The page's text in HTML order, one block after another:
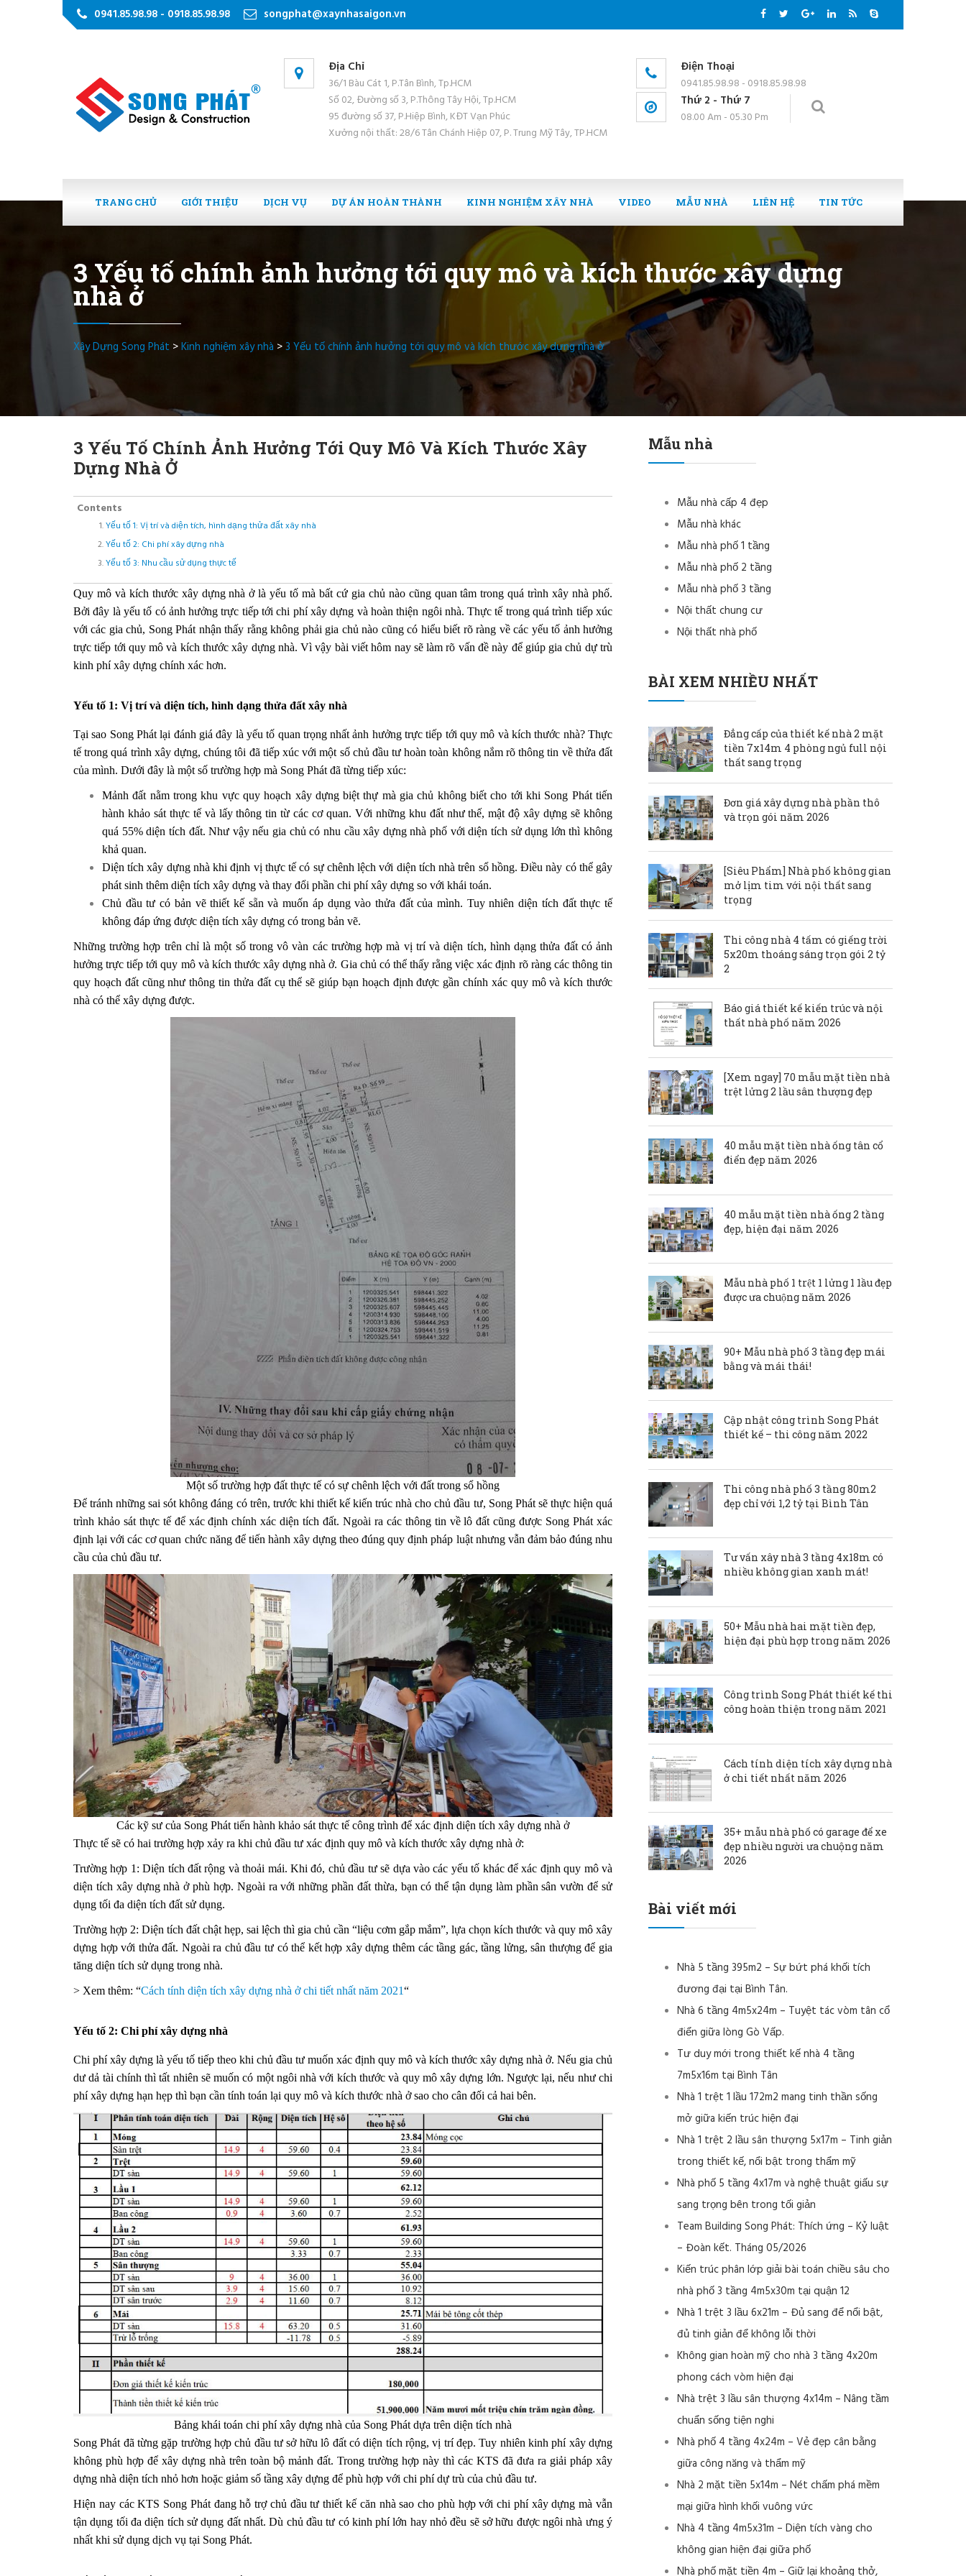
0941.85.98.98 - 0918.85.98.98 songphat@xaynhasaigon.vn
Địa Chỉ
36/1 Bàu Cát 1, P.Tân Bình, Tp.HCM
Số 02, Đường số 3, P.Thông Tây Hội, Tp.HCM
95 đường số 37, P.Hiệp Bình, KĐT Vạn Phúc
Xưởng nội thất: 28/6 Tân Chánh Hiệp 07, P. Trung Mỹ Tây, TP.HCM
Điện Thoại
0941.85.98.98 - 0918.85.98.98
Thứ 2 - Thứ 7
08.00 Am - 05.30 Pm
TRANG CHỦ GIỚI THIỆU DỊCH VỤ DỰ ÁN HOÀN THÀNH KINH NGHIỆM XÂY NHÀ VIDEO MẪU NHÀ LIÊN HỆ TIN TỨC
3 Yếu tố chính ảnh hưởng tới quy mô và kích thước xây dựng
nhà ở
Xây Dựng Song Phát >Kinh nghiệm xây nhà >3 Yếu tố chính ảnh hưởng tới quy mô và kích thước xây dựng nhà ở
3 Yếu Tố Chính Ảnh Hưởng Tới Quy Mô Và Kích Thước Xây
Dựng Nhà Ở
Contents
Yếu tố 1: Vị trí và diện tích, hình dạng thửa đất xây nhà
Yếu tố 2: Chi phí xây dựng nhà
Yếu tố 3: Nhu cầu sử dụng thực tế
Quy mô và kích thước xây dựng nhà ở là yếu tố mà bất cứ gia chủ nào cũng quan tâm trong quá trình xây nhà phố.
Bởi đây là yếu tố có ảnh hưởng trực tiếp tới chi phí xây dựng và hoàn thiện ngôi nhà. Thực tế trong quá trình tiếp xúc
với các gia chủ, Song Phát nhận thấy rằng không phải gia chủ nào cũng có hiểu biết rõ ràng về các yếu tố ảnh hưởng
trực tiếp tới quy mô và kích thước xây dựng nhà. Vì vậy bài viết hôm nay sẽ làm rõ vấn đề này để giúp gia chủ dự trù
kinh phí xây dựng chính xác hơn.
Yếu tố 1: Vị trí và diện tích, hình dạng thửa đất xây nhà
Tại sao Song Phát lại đánh giá đây là yếu tố quan trọng nhất ảnh hưởng trực tiếp tới quy mô và kích thước nhà? Thực
tế trong quá trình xây dựng, chúng tôi đã tiếp xúc với một số chủ đầu tư hoàn toàn không nắm rõ thông tin về thửa đất
của mình. Dưới đây là một số trường hợp mà Song Phát đã từng tiếp xúc:
Mảnh đất nằm trong khu vực quy hoạch xây dựng biệt thự mà gia chủ không biết cho tới khi Song Phát tiến
hành khảo sát thực tế và lấy thông tin từ các cơ quan. Với những khu đất như thế, mật độ xây dựng sẽ không
quá 55% diện tích đất. Như vậy nếu gia chủ có nhu cầu xây dựng nhà phố với diện tích sử dụng lớn thì không
khả quan.
Diện tích xây dựng nhà khi định vị thực tế có sự chênh lệch với diện tích nhà trên sổ hồng. Điều này có thể gây
phát sinh thêm diện tích xây dựng và thay đổi phần chi phí xây dựng so với khái toán.
Chủ đầu tư có bản vẽ thiết kế sẵn và muốn áp dụng vào thửa đất của mình. Tuy nhiên diện tích đất thực tế
không đáp ứng được diện tích xây dựng có trong bản vẽ.
Những trường hợp trên chỉ là một số trong vô vàn các trường hợp mà vị trí và diện tích, hình dạng thửa đất có ảnh
hưởng trực tiếp tới quy mô và kích thước xây dựng nhà ở. Gia chủ có thể thấy rằng việc xác định rõ ràng các thông tin
quy hoạch đất cũng như thông tin thửa đất cụ thể sẽ giúp bạn hoạch định được gần chính xác quy mô và kích thước
nhà có thể xây dựng được.
Một số trường hợp đất thực tế có sự chênh lệch với đất trong sổ hồng
Để tránh những sai sót không đáng có trên, trước khi thiết kế kiến trúc nhà cho chủ đầu tư, Song Phát sẽ thực hiện quá
trình khảo sát thực tế để xác định chính xác diện tích đất. Ngoài ra các thông tin về lô đất cũng được Song Phát xác
định lại với các cơ quan chức năng để tiến hành xây dựng theo đúng quy định pháp luật nhưng vẫn đảm bảo đúng nhu
cầu của chủ đầu tư.
Các kỹ sư của Song Phát tiến hành khảo sát thực tế công trình để xác định diện tích xây dựng nhà ở
Thực tế sẽ có hai trường hợp xảy ra khi chủ đầu tư xác định quy mô và kích thước xây dựng nhà ở:
Trường hợp 1: Diện tích đất rộng và thoải mái. Khi đó, chủ đầu tư sẽ dựa vào các yếu tố khác để xác định quy mô và
diện tích xây dựng nhà ở phù hợp. Ngoài ra với những phần đất thừa, bạn có thể tận dụng làm phần sân vườn để sử
dụng tối đa diện tích đất sử dụng.
Trường hợp 2: Diện tích đất chật hẹp, sai lệch thì gia chủ cần “liệu cơm gắp mắm”, lựa chọn kích thước và quy mô xây
dựng hợp với thửa đất. Ngoài ra chủ đầu tư có thể kết hợp xây dựng thêm các tầng gác, tầng lửng, sân thượng để gia
tăng diện tích sử dụng trong nhà.
> Xem thêm: “Cách tính diện tích xây dựng nhà ở chi tiết nhất năm 2021“
Yếu tố 2: Chi phí xây dựng nhà
Chi phí xây dựng là yếu tố tiếp theo khi chủ đầu tư muốn xác định quy mô và kích thước xây dựng nhà ở. Nếu gia chủ
dư dả tài chính thì tất nhiên sẽ muốn có một ngôi nhà với kích thước và quy mô xây dựng lớn. Ngược lại, nếu như chi
phí xây dựng hạn hẹp thì bạn cần tính toán lại quy mô và kích thước nhà ở sao cho cân đối cả hai bên.
Bảng khái toán chi phí xây dựng nhà của Song Phát dựa trên diện tích nhà
Song Phát đã từng gặp trường hợp chủ đầu tư sở hữu lô đất có diện tích rộng, vị trí đẹp. Tuy nhiên kinh phí xây dựng
không phù hợp để xây dựng nhà trên toàn bộ mảnh đất. Trong trường hợp này thì các KTS đã đưa ra giải pháp xây
dựng nhà diện tích nhỏ hơn hoặc giảm số tầng xây dựng để phù hợp với chi phí dự trù của chủ đầu tư.
Hiện nay các KTS Song Phát đang hỗ trợ chủ đầu tư thiết kế căn nhà sao cho phù hợp với chi phí xây dựng mà vẫn
tận dụng tối đa diện tích sử dụng đất nhất. Dù chủ đầu tư có kinh phí lớn hay nhỏ đều sẽ sở hữu được ngôi nhà ưng ý
nhất khi sử dụng dịch vụ tại Song Phát.
Mẫu nhà
Mẫu nhà cấp 4 đẹp
Mẫu nhà khác
Mẫu nhà phố 1 tầng
Mẫu nhà phố 2 tầng
Mẫu nhà phố 3 tầng
Nội thất chung cư
Nội thất nhà phố
BÀI XEM NHIỀU NHẤT
Đẳng cấp của thiết kế nhà 2 mặt
tiền 7x14m 4 phòng ngủ full nội
thất sang trọng
Đơn giá xây dựng nhà phần thô
và trọn gói năm 2026
[Siêu Phẩm] Nhà phố không gian
mở lịm tim với nội thất sang
trọng
Thi công nhà 4 tấm có giếng trời
5x20m thoáng sáng trọn gói 2 tỷ
2
Báo giá thiết kế kiến trúc và nội
thất nhà phố năm 2026
[Xem ngay] 70 mẫu mặt tiền nhà
trệt lửng 2 lầu sân thượng đẹp
40 mẫu mặt tiền nhà ống tân cổ
điển đẹp năm 2026
40 mẫu mặt tiền nhà ống 2 tầng
đẹp, hiện đại năm 2026
Mẫu nhà phố 1 trệt 1 lửng 1 1ầu đẹp
được ưa chuộng năm 2026
90+ Mẫu nhà phố 3 tầng đẹp mái
bằng và mái thái!
Cập nhật công trình Song Phát
thiết kế – thi công năm 2022
Thi công nhà phố 3 tầng 80m2
đẹp chỉ với 1,2 tỷ tại Bình Tân
Tư vấn xây nhà 3 tầng 4x18m có
nhiều không gian xanh mát!
50+ Mẫu nhà hai mặt tiền đẹp,
hiện đại phù hợp trong năm 2026
Công trình Song Phát thiết kế thi
công hoàn thiện trong năm 2021
Cách tính diện tích xây dựng nhà
ở chi tiết nhất năm 2026
35+ mẫu nhà phố có garage để xe
đẹp nhiều người ưa chuộng năm
2026
Bài viết mới
Nhà 5 tầng 395m2 – Sự bứt phá khối tích
đương đại tại Bình Tân.
Nhà 6 tầng 4m5x24m – Tuyệt tác vòm tân cổ
điển giữa lòng Gò Vấp.
Tư duy mới trong thiết kế nhà 4 tầng
7m5x16m tại Bình Tân
Nhà 1 trệt 1 lầu 172m2 mang tinh thần sống
mở giữa kiến trúc hiện đại
Nhà 1 trệt 2 lầu sân thượng 5x17m – Tinh giản
trong thiết kế, nổi bật trong thẩm mỹ
Nhà phố 5 tầng 4x17m và nghệ thuật giấu sự
sang trọng bên trong tối giản
Team Building Song Phát: Thích ứng – Kỷ luật
– Đoàn kết. Tháng 05/2026
Kiến trúc phân lớp giải bài toán chiều sâu cho
nhà phố 3 tầng 4m5x30m tại quận 12
Nhà 1 trệt 3 lầu 6x21m – Đủ sang để nổi bật,
đủ tinh giản để không lỗi thời
Không gian hoàn mỹ cho nhà 3 tầng 4x20m
phong cách vòm hiện đại
Nhà trệt 3 lầu sân thượng 4x14m – Nâng tầm
chuẩn sống tiện nghi
Nhà phố 4 tầng 4x24m – Vẻ đẹp cân bằng
giữa công năng và thẩm mỹ
Nhà 2 mặt tiền 5x14m – Nét chấm phá mềm
mại giữa hình khối vuông vức
Nhà 4 tầng 4m5x31m – Diện tích vàng cho
không gian hiện đại giữa phố
Nhà phố mặt tiền 4m – Giữ lại khoảng thở,